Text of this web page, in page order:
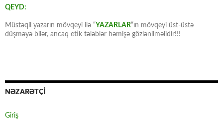
QEYD:
Müstəqil yazarın mövqeyi ilə “YAZARLAR“ın mövqeyi üst-üstə
düşməyə bilər, ancaq etik tələblər həmişə gözlənilməlidir!!!
NƏZARƏTÇİ
Giriş